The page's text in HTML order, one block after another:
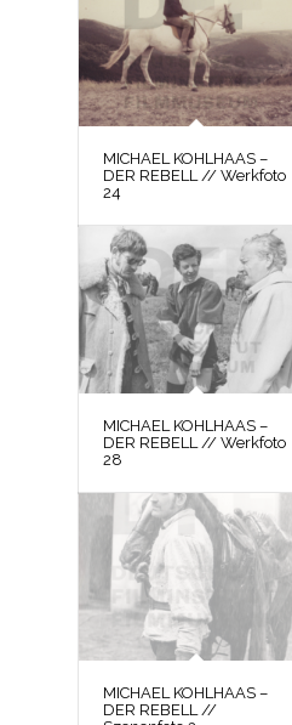
MICHAEL KOHLHAAS –
DER REBELL // Werkfoto
24
MICHAEL KOHLHAAS –
DER REBELL // Werkfoto
28
MICHAEL KOHLHAAS –
DER REBELL //